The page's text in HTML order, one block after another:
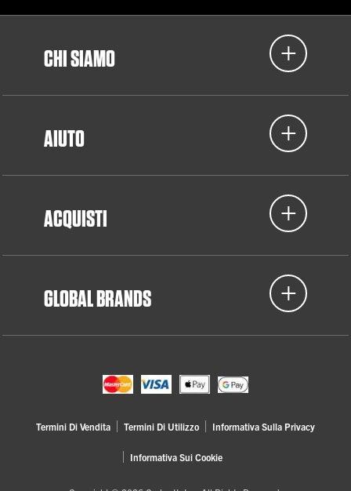
CHI SIAMO
AIUTO
ACQUISTI
GLOBAL BRANDS
Termini Di Vendita Termini Di Utilizzo Informativa Sulla Privacy
Informativa Sui Cookie